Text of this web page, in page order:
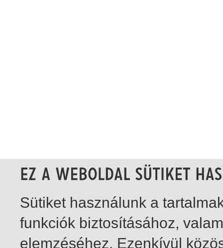
Sütiket használunk a
funkciók biztosításához,
elemzéséhez. Ezenkívül